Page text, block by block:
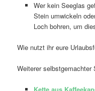
Wer kein Seeglas
Stein umwickeln
Loch bohren, um
Wie nutzt ihr eure
Weiterer selbstgemachter